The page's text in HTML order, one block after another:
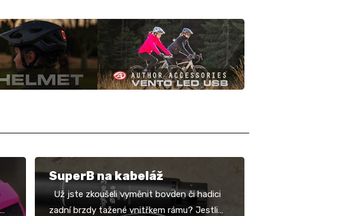
SuperB na kabeláž
Už jste zkoušeli vyměnit bovden či hadici
zadní brzdy tažené vnitřkem rámu? Jestli